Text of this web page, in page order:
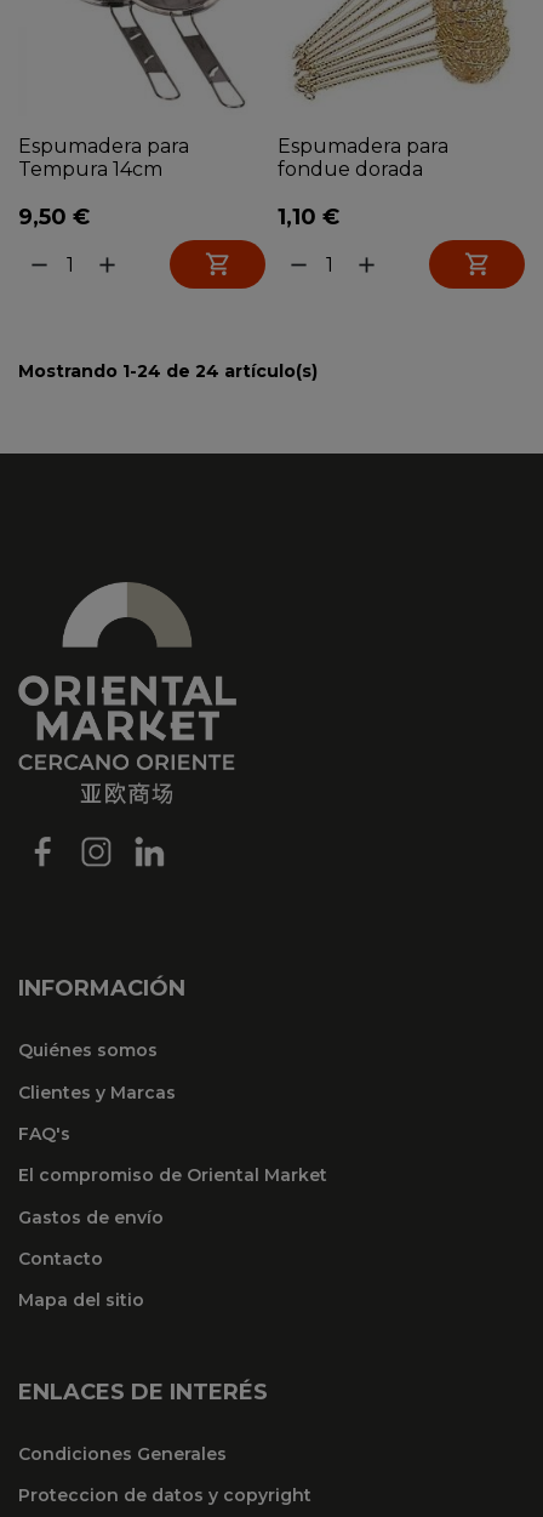
Espumadera para
Tempura 14cm
9,50 €
remove add 
Espumadera para
fondue dorada
1,10 €
remove add 
Mostrando 1-24 de 24 artículo(s)
INFORMACIÓN
Quiénes somos
Clientes y Marcas
FAQ's
El compromiso de Oriental Market
Gastos de envío
Contacto
Mapa del sitio
ENLACES DE INTERÉS
Condiciones Generales
Proteccion de datos y copyright